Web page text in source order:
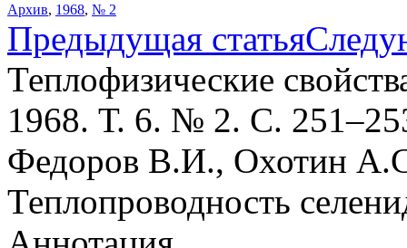
Архив, 1968, № 2
Предыдущая статья
Теплофизические
1968. Т. 6. № 2. С.
Федоров В.И., Охотин
Теплопроводность